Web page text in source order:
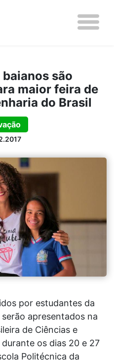
são
maior feira de
do Brasil
por estudantes da
apresentados na
de Ciências e
durante os dias 20 e 27
Politécnica da